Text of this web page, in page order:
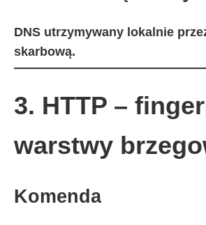
DNS utrzymywany lokalnie
skarbową.
3. HTTP –
warstwy
Komenda